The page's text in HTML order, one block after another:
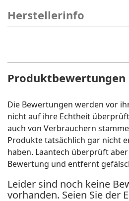
Herstellerinfo
Produktbewertungen
Die Bewertungen werden vor
nicht auf ihre Echtheit
auch von Verbrauchern
Produkte tatsächlich gar nicht
haben. Laantech überprüft
Bewertung und entfernt
Leider sind noch keine
vorhanden. Seien Sie der